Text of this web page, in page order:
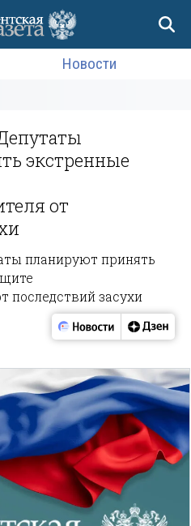
Новости
экстренные
от
планируют принять
последствий засухи